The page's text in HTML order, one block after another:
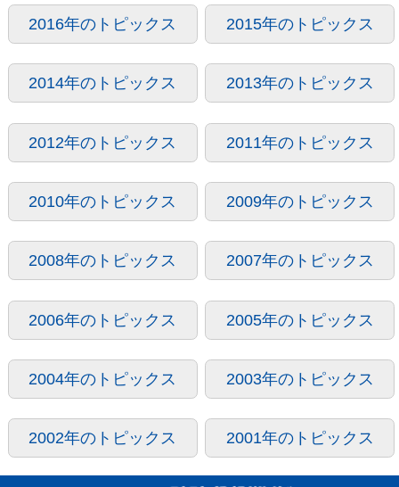
2016年のトピックス 2015年のトピックス
2014年のトピックス 2013年のトピックス
2012年のトピックス 2011年のトピックス
2010年のトピックス 2009年のトピックス
2008年のトピックス 2007年のトピックス
2006年のトピックス 2005年のトピックス
2004年のトピックス 2003年のトピックス
2002年のトピックス 2001年のトピックス